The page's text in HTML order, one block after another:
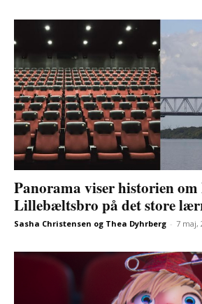
Panorama viser historien om
Lillebæltsbro på det store
Sasha Christensen og Thea Dyhrberg - 7 maj,